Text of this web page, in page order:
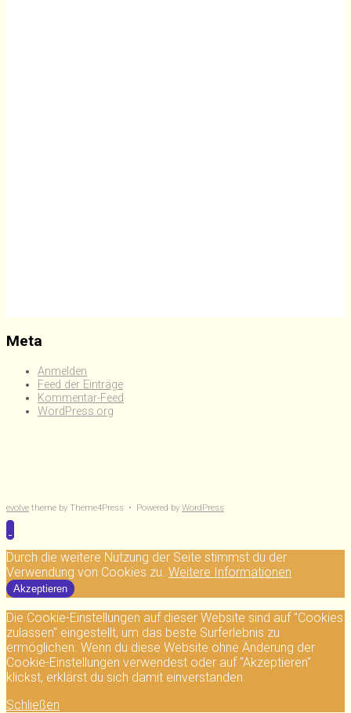
Meta
Anmelden
Feed der Einträge
Kommentar-Feed
WordPress.org
evolve theme by Theme4Press • Powered by WordPress
Durch die weitere Nutzung der Seite stimmst du der
Verwendung von Cookies zu. Weitere Informationen
Akzeptieren
Die Cookie-Einstellungen auf dieser Website sind auf "Cookies
zulassen" eingestellt, um das beste Surferlebnis zu
ermöglichen. Wenn du diese Website ohne Änderung der
Cookie-Einstellungen verwendest oder auf "Akzeptieren"
klickst, erklärst du sich damit einverstanden.
Schließen